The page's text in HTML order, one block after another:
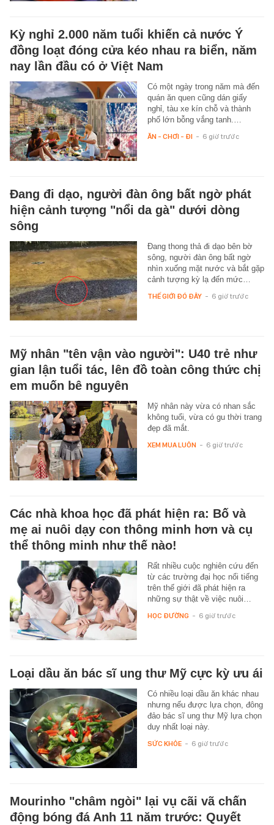
Kỳ nghỉ 2.000 năm tuổi khiến cả nước Ý
đồng loạt đóng cửa kéo nhau ra biển, năm
nay lần đầu có ở Việt Nam
Có một ngày trong năm mà đến
quán ăn quen cũng dán giấy
nghỉ, tàu xe kín chỗ và thành
phố lớn bỗng vắng tanh.…
ĂN - CHƠI - ĐI - 6 giờ trước
Đang đi dạo, người đàn ông bất ngờ phát
hiện cảnh tượng "nổi da gà" dưới dòng
sông
Đang thong thả đi dạo bên bờ
sông, người đàn ông bất ngờ
nhìn xuống mặt nước và bắt gặp
cảnh tượng kỳ lạ đến mức…
THẾ GIỚI ĐÓ ĐÂY - 6 giờ trước
Mỹ nhân "tên vận vào người": U40 trẻ như
gian lận tuổi tác, lên đồ toàn công thức chị
em muốn bê nguyên
Mỹ nhân này vừa có nhan sắc
không tuổi, vừa có gu thời trang
đẹp đã mắt.
XEM MUA LUÔN - 6 giờ trước
Các nhà khoa học đã phát hiện ra: Bố và
mẹ ai nuôi dạy con thông minh hơn và cụ
thể thông minh như thế nào!
Rất nhiều cuộc nghiên cứu đến
từ các trường đại học nổi tiếng
trên thế giới đã phát hiện ra
những sự thật về việc nuôi…
HỌC ĐƯỜNG - 6 giờ trước
Loại dầu ăn bác sĩ ung thư Mỹ cực kỳ ưu ái
Có nhiều loại dầu ăn khác nhau
nhưng nếu được lựa chọn, đông
đảo bác sĩ ung thư Mỹ lựa chọn
duy nhất loại này.
SỨC KHỎE - 6 giờ trước
Mourinho "châm ngòi" lại vụ cãi vã chấn
động bóng đá Anh 11 năm trước: Quyết